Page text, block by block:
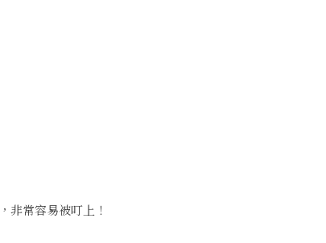
，非常容易被叮上！